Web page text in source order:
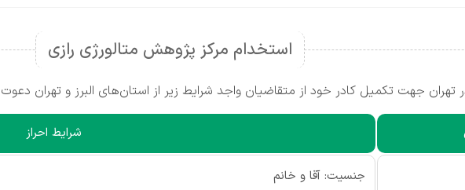
استخدام مرکز پژوهش متالورژی رازی
تهران جهت تکمیل کادر خود از متقاضیان واجد شرایط زیر از استان‌های البرز و تهران
شرایط احراز
جنسیت: آقا و خانم